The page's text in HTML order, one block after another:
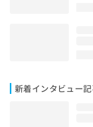
新着インタビュー